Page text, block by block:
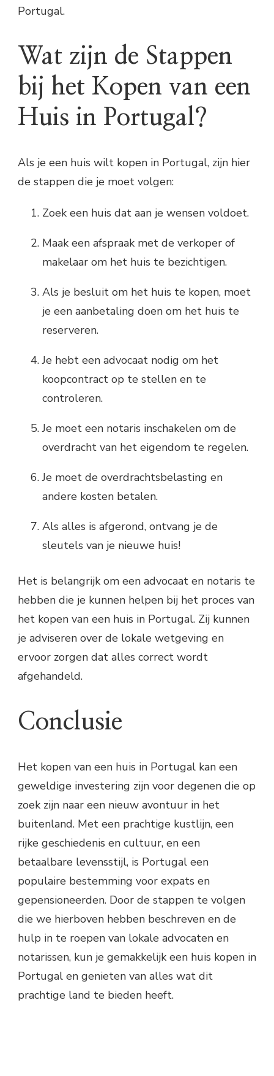
Portugal.
Wat zijn de Stappen
bij het Kopen van een
Huis in Portugal?
Als je een huis wilt kopen in Portugal, zijn hier
de stappen die je moet volgen:
Zoek een huis dat aan je wensen voldoet.
Maak een afspraak met de verkoper of
makelaar om het huis te bezichtigen.
Als je besluit om het huis te kopen, moet
je een aanbetaling doen om het huis te
reserveren.
Je hebt een advocaat nodig om het
koopcontract op te stellen en te
controleren.
Je moet een notaris inschakelen om de
overdracht van het eigendom te regelen.
Je moet de overdrachtsbelasting en
andere kosten betalen.
Als alles is afgerond, ontvang je de
sleutels van je nieuwe huis!
Het is belangrijk om een advocaat en notaris te
hebben die je kunnen helpen bij het proces van
het kopen van een huis in Portugal. Zij kunnen
je adviseren over de lokale wetgeving en
ervoor zorgen dat alles correct wordt
afgehandeld.
Conclusie
Het kopen van een huis in Portugal kan een
geweldige investering zijn voor degenen die op
zoek zijn naar een nieuw avontuur in het
buitenland. Met een prachtige kustlijn, een
rijke geschiedenis en cultuur, en een
betaalbare levensstijl, is Portugal een
populaire bestemming voor expats en
gepensioneerden. Door de stappen te volgen
die we hierboven hebben beschreven en de
hulp in te roepen van lokale advocaten en
notarissen, kun je gemakkelijk een huis kopen in
Portugal en genieten van alles wat dit
prachtige land te bieden heeft.